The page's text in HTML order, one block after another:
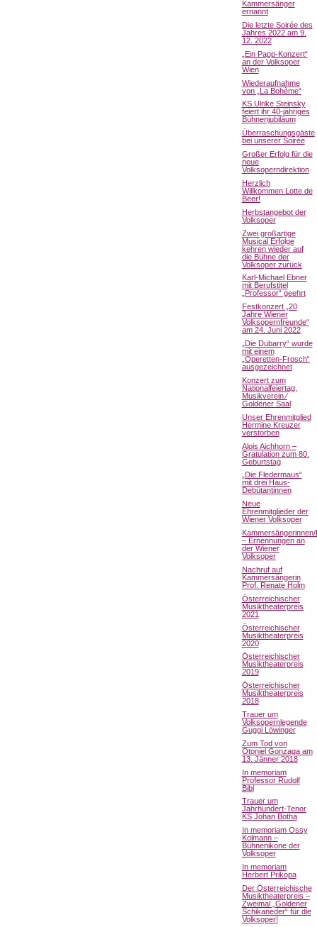
Kammersänger
ernannt
Die letzte Soirée des
Jahres 2022 am 9.
12. 2022
„Ein Papp-Konzert“
an der Volksoper
Wien
Wiederaufnahme
von „La Bohème“
KS Ulrike Steinsky
feiert ihr 40-jähriges
Bühnenjubiläum
Überraschungsgäste
bei unserer Soirée
Großer Erfolg für die
neue
Volksoperndirektion
Herzlich
Willkommen Lotte de
Beer!
Herbstangebot der
Volksoper
Zwei großartige
Musical Erfolge
kehren wieder auf
die Bühne der
Volksoper zurück
Karl-Michael Ebner
mit Berufstitel
„Professor“ geehrt
Festkonzert „20
Jahre Wiener
Volksopernfreunde“
am 24. Juni 2022
„Die Dubarry“ wurde
mit einem
„Operetten-Frosch“
ausgezeichnet
Konzert zum
Nationalfeiertag,
Musikverein ⁄
Goldener Saal
Unser Ehrenmitglied
Hermine Kreuzer
verstorben
Alois Aichhorn –
Gratulation zum 80.
Geburtstag
„Die Fledermaus“
mit drei Haus-
Debütantinnen
Neue
Ehrenmitglieder der
Wiener Volksoper
– Ernennungen an
der Wiener
Volksoper
Nachruf auf
Kammersängerin
Prof. Renate Holm
Österreichischer
Musiktheaterpreis
2021
Österreichischer
Musiktheaterpreis
2020
Österreichischer
Musiktheaterpreis
2019
Österreichischer
Musiktheaterpreis
2018
Trauer um
Volksopernlegende
Guggi Löwinger
Zum Tod von
Otoniel Gonzaga am
13. Jänner 2018
In memoriam
Professor Rudolf
Bibl
Trauer um
Jahrhundert-Tenor
KS Johan Botha
In memoriam Ossy
Kolmann –
Bühnenikone der
Volksoper
In memoriam
Herbert Prikopa
Der Österreichische
Musiktheaterpreis –
Zweimal „Goldener
Schikaneder“ für die
Volksoper!